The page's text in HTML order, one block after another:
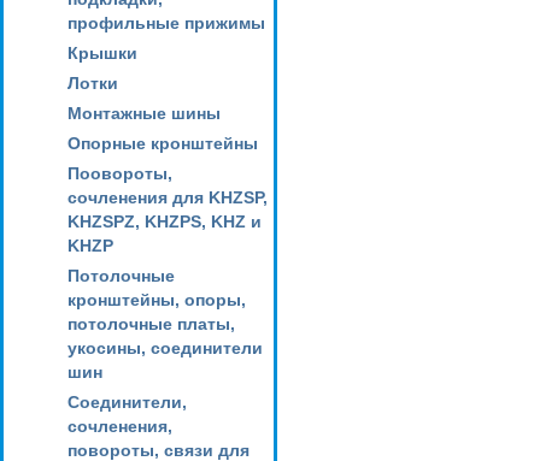
профильные прижимы
Крышки
Лотки
Монтажные шины
Опорные кронштейны
Поовороты,
сочленения для KHZSP,
KHZSPZ, KHZPS, KHZ и
KHZP
Потолочные
кронштейны, опоры,
потолочные платы,
укосины, соединители
шин
Соединители,
сочленения,
повороты, связи для